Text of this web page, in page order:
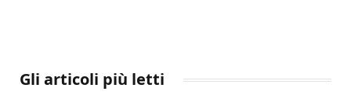
Gli articoli più letti